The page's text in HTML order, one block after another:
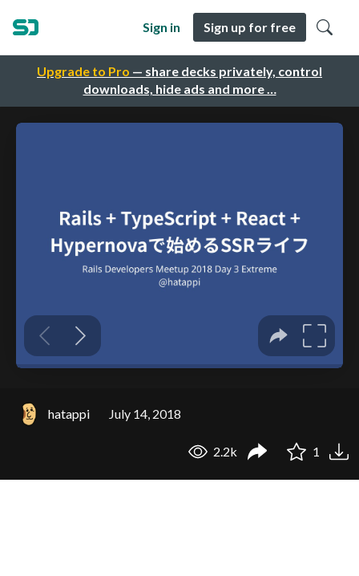
Upgrade to Pro — share decks privately, control
downloads, hide ads and more …
Sign in Sign up for free
hatappi July 14, 2018
2.2k 1